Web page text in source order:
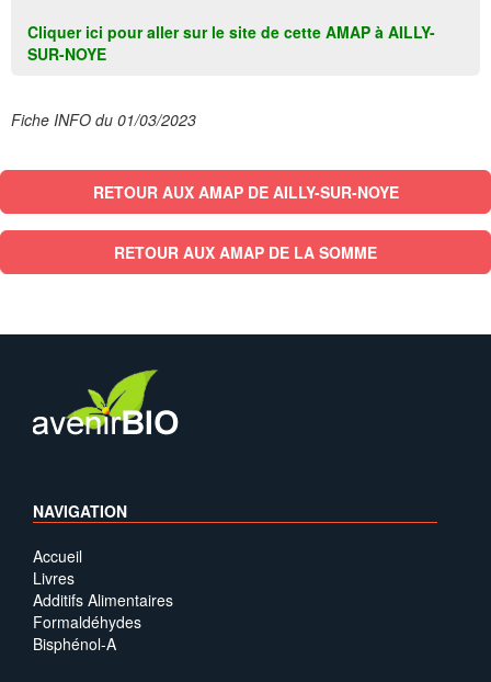
Cliquer ici pour aller sur le site de cette AMAP à AILLY-
SUR-NOYE
Fiche INFO du 01/03/2023
RETOUR AUX AMAP DE AILLY-SUR-NOYE
RETOUR AUX AMAP DE LA SOMME
NAVIGATION
Accueil
Livres
Additifs Alimentaires
Formaldéhydes
Bisphénol-A